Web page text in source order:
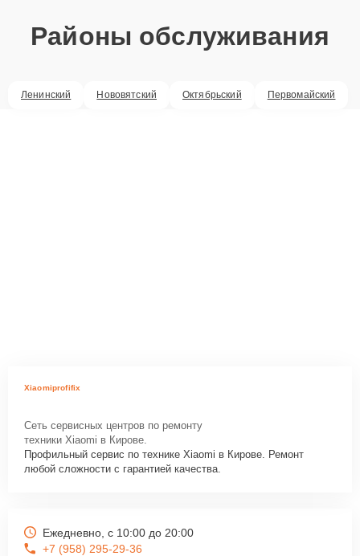
Районы обслуживания
Ленинский Нововятский Октябрьский Первомайский
Xiaomiprofifix
Сеть сервисных центров по ремонту
техники Xiaomi в Кирове.
Профильный сервис по технике Xiaomi в Кирове. Ремонт
любой сложности с гарантией качества.
Ежедневно, с 10:00 до 20:00
+7 (958) 295-29-36